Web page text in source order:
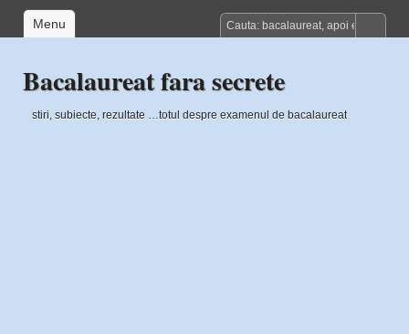
Menu
Bacalaureat fara secrete
stiri, subiecte, rezultate …totul despre examenul de bacalaureat